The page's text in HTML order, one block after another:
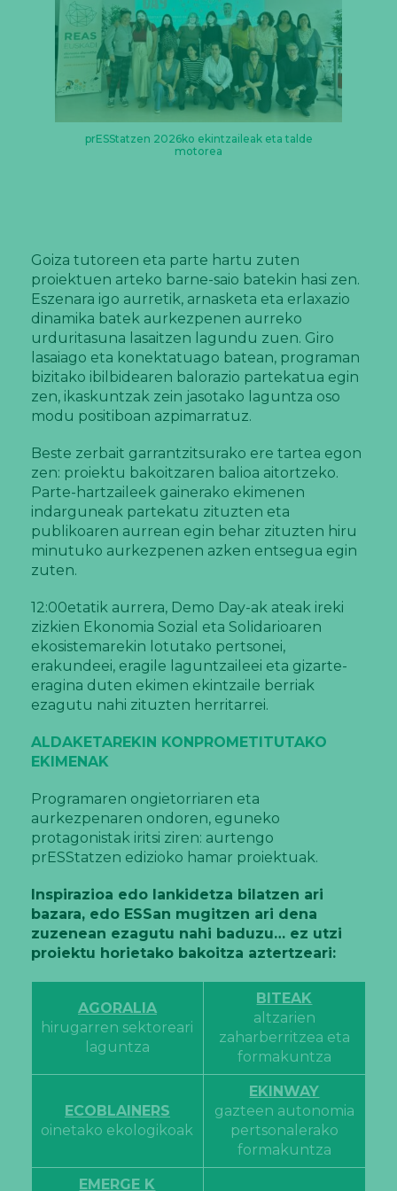
prESStatzen 2026ko ekintzaileak eta talde
motorea
Goiza tutoreen eta parte hartu zuten
proiektuen arteko barne-saio batekin hasi zen.
Eszenara igo aurretik, arnasketa eta erlaxazio
dinamika batek aurkezpenen aurreko
urduritasuna lasaitzen lagundu zuen. Giro
lasaiago eta konektatuago batean, programan
bizitako ibilbidearen balorazio partekatua egin
zen, ikaskuntzak zein jasotako laguntza oso
modu positiboan azpimarratuz.
Beste zerbait garrantzitsurako ere tartea egon
zen: proiektu bakoitzaren balioa aitortzeko.
Parte-hartzaileek gainerako ekimenen
indarguneak partekatu zituzten eta
publikoaren aurrean egin behar zituzten hiru
minutuko aurkezpenen azken entsegua egin
zuten.
12:00etatik aurrera, Demo Day-ak ateak ireki
zizkien Ekonomia Sozial eta Solidarioaren
ekosistemarekin lotutako pertsonei,
erakundeei, eragile laguntzaileei eta gizarte-
eragina duten ekimen ekintzaile berriak
ezagutu nahi zituzten herritarrei.
ALDAKETAREKIN KONPROMETITUTAKO
EKIMENAK
Programaren ongietorriaren eta
aurkezpenaren ondoren, eguneko
protagonistak iritsi ziren: aurtengo
prESStatzen edizioko hamar proiektuak.
Inspirazioa edo lankidetza bilatzen ari
bazara, edo ESSan mugitzen ari dena
zuzenean ezagutu nahi baduzu… ez utzi
proiektu horietako bakoitza aztertzeari:
AGORALIA
hirugarren sektoreari
laguntza
BITEAK
altzarien
zaharberritzea eta
formakuntza
ECOBLAINERS
oinetako ekologikoak
EKINWAY
gazteen autonomia
pertsonalerako
formakuntza
EMERGE K